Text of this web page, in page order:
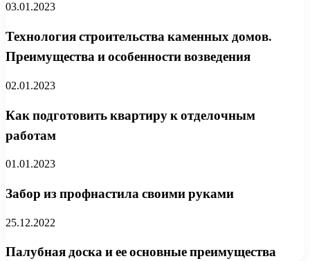
03.01.2023
Технология строительства каменных домов.
Преимущества и особенности возведения
02.01.2023
Как подготовить квартиру к отделочным
работам
01.01.2023
Забор из профнастила своими руками
25.12.2022
Палубная доска и ее основные преимущества